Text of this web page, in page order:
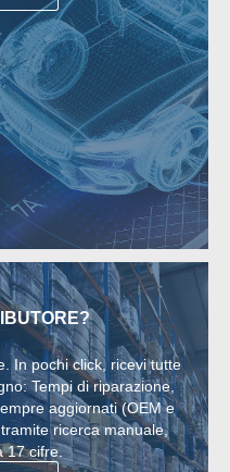
In pochi click, ricevi tutte
Tempi di riparazione,
aggiornati (OEM e
ricerca manuale,
17 cifre.